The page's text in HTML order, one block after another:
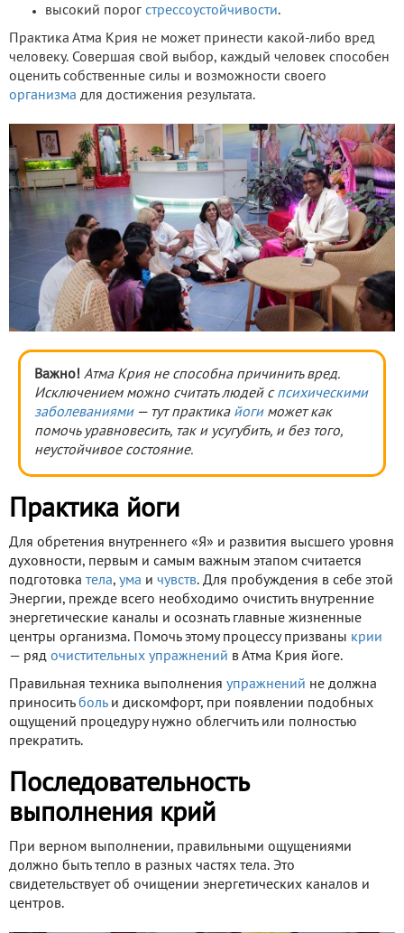
высокий порог стрессоустойчивости.
Практика Атма Крия не может принести какой-либо вред
человеку. Совершая свой выбор, каждый человек способен
оценить собственные силы и возможности своего
организма для достижения результата.
Важно! Атма Крия не способна причинить вред.
Исключением можно считать людей с психическими
заболеваниями— тут практика йогиможет как
помочь уравновесить, так и усугубить, и без того,
неустойчивое состояние.
Практика йоги
Для обретения внутреннего «Я» и развития высшего уровня
духовности, первым и самым важным этапом считается
подготовка тела, ума и чувств. Для пробуждения в себе этой
Энергии, прежде всего необходимо очистить внутренние
энергетические каналы и осознать главные жизненные
центры организма. Помочь этому процессу призваны крии
— ряд очистительных упражнений в Атма Крия йоге.
Правильная техника выполнения упражнений не должна
приносить больи дискомфорт, при появлении подобных
ощущений процедуру нужно облегчить или полностью
прекратить.
Последовательность
выполнения крий
При верном выполнении, правильными ощущениями
должно быть тепло в разных частях тела. Это
свидетельствует об очищении энергетических каналов и
центров.